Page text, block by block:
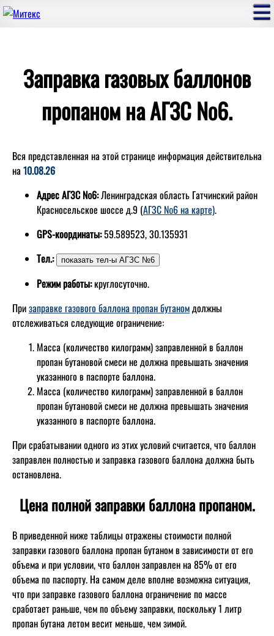
Заправка газовых баллонов
пропаном на АГЗС №6.
Вся представленная на этой странице информация действительна
на10.08.26
Адрес АГЗС №6:Ленинградская область Гатчинский район
Красносельское шоссе д.9 (АГЗС №6 на карте).
GPS-координаты:59.589523, 30.135931
Тел.:
Режим работы:круглосуточно.
Призаправке газового баллона пропан бутаномдолжны
отслеживаться следующие ограничение:
Масса (количество килограмм) заправленной в баллон
пропан бутановой смеси не должна превышать значения
указанного в паспорте баллона.
Масса (количество килограмм) заправленной в баллон
пропан бутановой смеси не должна превышать значения
указанного в паспорте баллона.
При срабатывании одного из этих условий считается, что баллон
заправлен полностью и заправка газового баллона должна быть
остановлена.
Цена полной заправки баллона пропаном.
В приведенной ниже таблицы отражены стоимости полной
заправки газового баллона пропан бутаном в зависимости от его
объема и при условии, что баллон заправлен на 85% от его
объема по паспорту. На самом деле вполне возможна ситуация,
что при заправке газового баллона ограничение по массе
сработает раньше, чем по объему заправки, поскольку 1 литр
пропан бутана летом весит меньше, чем зимой.